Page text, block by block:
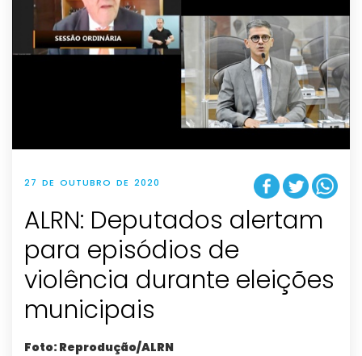
27 DE OUTUBRO DE 2020
ALRN: Deputados alertam
para episódios de
violência durante eleições
municipais
Foto: Reprodução/ALRN